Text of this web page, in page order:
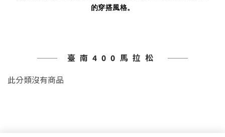
的穿搭風格。
臺南400馬拉松
此分類沒有商品